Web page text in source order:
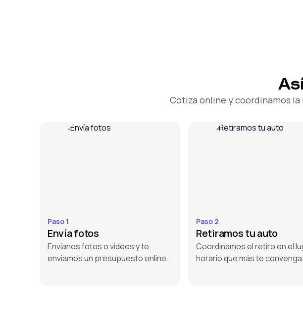
Cotiza online y coordinamos
Paso 1
Envía fotos
Envíanos fotos o videos y te
enviamos un presupuesto online.
Paso 2
Retiramos tu auto
Coordinamos el retiro en el
horario que más te convenga.